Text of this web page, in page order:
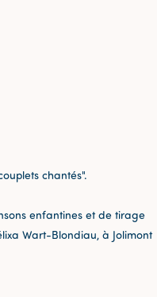
chantés".
enfantines et de tirage
Wart-Blondiau, à Jolimont